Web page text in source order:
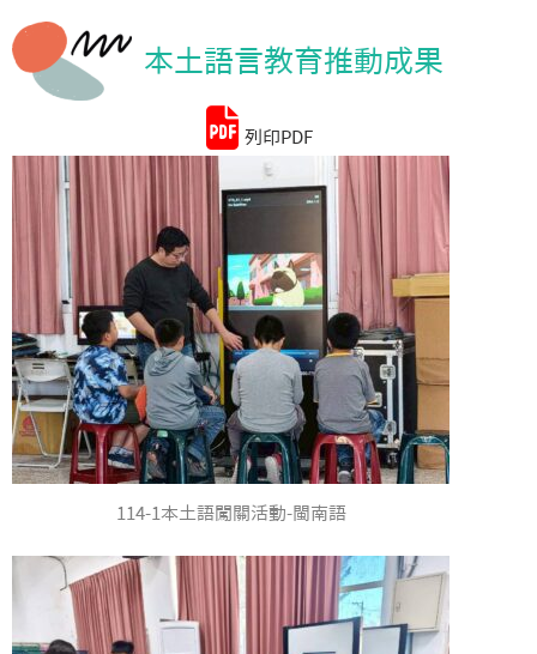
計資料
本土語言教育推動成果
列印PDF
114-1本土語闖關活動-閩南語